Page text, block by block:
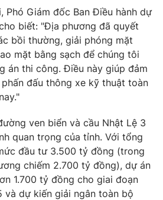
lai
Podcast
Infographic
Shorts video
Phó Giám đốc Ban Điều hành dự
biết: "Địa phương đã quyết
bồi thường, giải phóng mặt
mặt bằng sạch để chúng tôi
án thi công. Điều này giúp đảm
đấu thông xe kỹ thuật toàn
ven biển và cầu Nhật Lệ 3
quan trọng của tỉnh. Với tổng
đầu tư 3.500 tỷ đồng (trong
chiếm 2.700 tỷ đồng), dự án
1.700 tỷ đồng cho giai đoạn
và dự kiến giải ngân toàn bộ